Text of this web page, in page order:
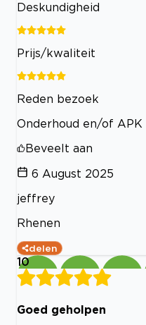
Deskundigheid
Prijs/kwaliteit
Reden bezoek
Onderhoud en/of APK
Beveelt aan
6 August 2025
jeffrey
Rhenen
delen
10
Goed geholpen